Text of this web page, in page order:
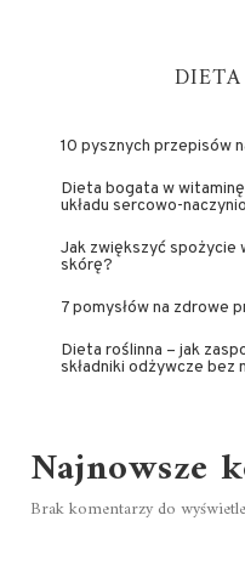
10 pysznych przepisów
Dieta bogata w
układu sercowo-
Jak zwiększyć spożycie
skórę?
7 pomysłów na zdrowe
Dieta roślinna – jak
składniki odżywcze bez
Najnowsze
Brak komentarzy do